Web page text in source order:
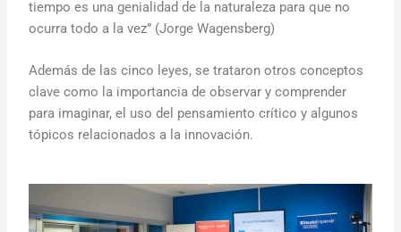
tiempo es una genialidad de la naturaleza para que no
ocurra todo a la vez” (Jorge Wagensberg)
Además de las cinco leyes, se trataron otros conceptos
clave como la importancia de observar y comprender
para imaginar, el uso del pensamiento crítico y algunos
tópicos relacionados a la innovación.